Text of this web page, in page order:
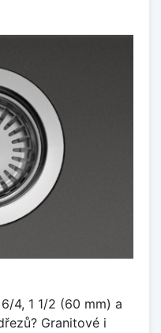
4, 1 1/2 (60 mm) a
Granitové i